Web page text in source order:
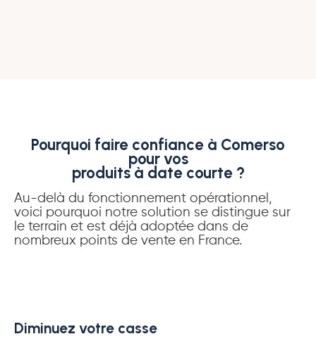
Pourquoi faire confiance à Comerso
pour vos
produits à date courte ?
Au-delà du fonctionnement opérationnel,
voici pourquoi notre solution se distingue sur
le terrain et est déjà adoptée dans de
nombreux points de vente en France.
Diminuez votre casse